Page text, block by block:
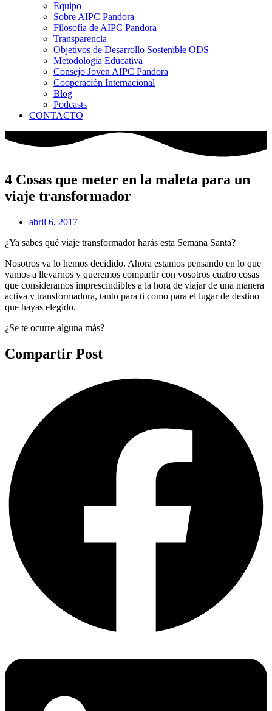
Equipo
Sobre AIPC Pandora
Filosofía de AIPC Pandora
Transparencia
Objetivos de Desarrollo Sostenible ODS
Metodología Educativa
Consejo Joven AIPC Pandora
Cooperación Internacional
Blog
Podcasts
CONTACTO
4 Cosas que meter en la maleta para un
viaje transformador
abril 6, 2017
¿Ya sabes qué viaje transformador harás esta Semana Santa?
Nosotros ya lo hemos decidido. Ahora estamos pensando en lo que
vamos a llevarnos y queremos compartir con vosotros cuatro cosas
que consideramos imprescindibles a la hora de viajar de una manera
activa y transformadora, tanto para ti como para el lugar de destino
que hayas elegido.
¿Se te ocurre alguna más?
Compartir Post